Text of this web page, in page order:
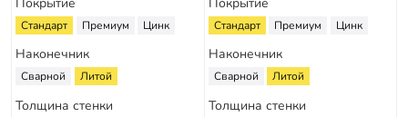
Стандарт Премиум Цинк
Наконечник
Сварной Литой
Толщина стенки
Стандарт Премиум Цинк
Наконечник
Сварной Литой
Толщина стенки